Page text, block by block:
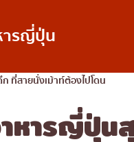
ารญี่ปุ่น
ค้นหาตามประเภทอาหาร
ที่สายนั่งเม้าท์ต้องไปโดน
หารญี่ปุ่